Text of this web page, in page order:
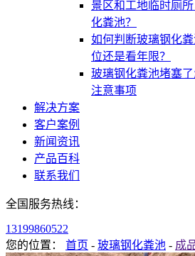
景区和工地临时厕
化粪池？
如何判断玻璃钢化
位还是看年限？
玻璃钢化粪池堵塞
注意事项
解决方案
客户案例
新闻资讯
产品百科
联系我们
全国服务热线：
13199860522
您的位置： 首页 - 玻璃钢化粪池 - 成